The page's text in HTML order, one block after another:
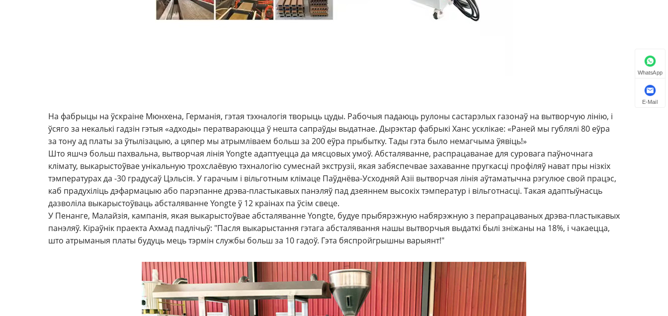
На фабрыцы на ўскраіне Мюнхена, Германія, гэтая тэхналогія творыць цуды. Рабочыя падаюць рулоны састарэлых газонаў на вытворчую лінію, і
ўсяго за некалькі гадзін гэтыя «адходы» ператвараюцца ў нешта сапраўды выдатнае. Дырэктар фабрыкі Ханс усклікае: «Раней мы гублялі 80 еўра
за тону ад платы за ўтылізацыю, а цяпер мы атрымліваем больш за 200 еўра прыбытку. Тады гэта было немагчыма ўявіць!»
Што яшчэ больш пахвальна, вытворчая лінія Yongte адаптуецца да мясцовых умоў. Абсталяванне, распрацаванае для суровага паўночнага
клімату, выкарыстоўвае унікальную трохслаёвую тэхналогію сумеснай экструзіі, якая забяспечвае захаванне пругкасці профіляў нават пры нізкіх
тэмпературах да -30 градусаў Цэльсія. У гарачым і вільготным клімаце Паўднёва-Усходняй Азіі вытворчая лінія аўтаматычна рэгулюе свой працэс,
каб прадухіліць дэфармацыю або парэпанне дрэва-пластыкавых панэляў пад дзеяннем высокіх тэмператур і вільготнасці. Такая адаптыўнасць
дазволіла выкарыстоўваць абсталяванне Yongte ў 12 краінах па ўсім свеце.
У Пенанге, Малайзія, кампанія, якая выкарыстоўвае абсталяванне Yongte, будуе прыбярэжную набярэжную з перапрацаваных дрэва-пластыкавых
панэляў. Кіраўнік праекта Ахмад падлічыў: "Пасля выкарыстання гэтага абсталявання нашы вытворчыя выдаткі былі зніжаны на 18%, і чакаецца,
што атрыманыя платы будуць мець тэрмін службы больш за 10 гадоў. Гэта бяспройгрышны варыянт!"
WhatsApp
E-Mail